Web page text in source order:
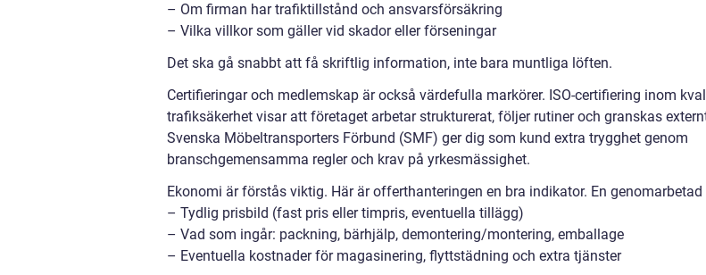
– Om firman har trafiktillstånd och ansvarsförsäkring
– Vilka villkor som gäller vid skador eller förseningar
Det ska gå snabbt att få skriftlig information, inte bara muntliga löften.
Certifieringar och medlemskap är också värdefulla markörer. ISO-certifiering inom
trafiksäkerhet visar att företaget arbetar strukturerat, följer rutiner och granskas
Svenska Möbeltransporters Förbund (SMF) ger dig som kund extra trygghet genom
branschgemensamma regler och krav på yrkesmässighet.
Ekonomi är förstås viktig. Här är offerthanteringen en bra indikator. En
– Tydlig prisbild (fast pris eller timpris, eventuella tillägg)
– Vad som ingår: packning, bärhjälp, demontering/montering, emballage
– Eventuella kostnader för magasinering, flyttstädning och extra tjänster